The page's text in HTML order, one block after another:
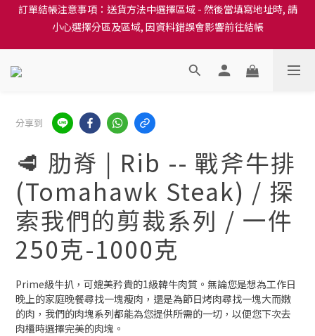
訂單結帳注意事項：送貨方法中選擇區域 - 然後當填寫地址時, 請
小心選擇分區及區域, 因資料錯誤會影響前往結帳
隆重推出本地培育田香雞、金棠雞、粵皇鷄及平原雞等，想食靚雞
就要嚟《餸您健康》
訂單結帳注意事項：送貨方法中選擇區域 - 然後當填寫地址時, 請
分享到
🥩 肋脊 | Rib -- 戰斧牛排
(Tomahawk Steak) / 探
索我們的剪裁系列 / 一件
250克-1000克
Prime級牛扒，可媲美矜貴的1級韓牛肉質。無論您是想為工作日
晚上的家庭晚餐尋找一塊瘦肉，還是為節日烤肉尋找一塊大而嫩
的肉，我們的肉塊系列都能為您提供所需的一切，以便您下次去
肉櫃時選擇完美的肉塊。